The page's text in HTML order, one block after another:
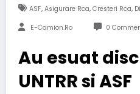
ASF, Asigurare Rca, Cresteri Rca,
E-Camion.ro 0
Au esuat
UNTRR si ASF